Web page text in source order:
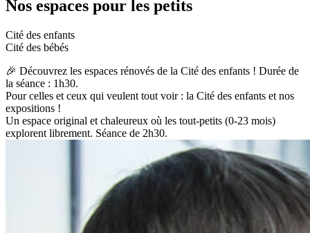
Nos espaces pour les petits
Cité des enfants
Cité des bébés
🎉 Découvrez les espaces rénovés de la Cité des enfants ! Durée de
la séance : 1h30.
Pour celles et ceux qui veulent tout voir : la Cité des enfants et nos
expositions !
Un espace original et chaleureux où les tout-petits (0-23 mois)
explorent librement. Séance de 2h30.